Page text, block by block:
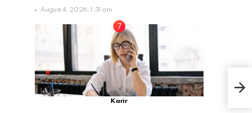
August 4, 2026, 1:31 am
Karir